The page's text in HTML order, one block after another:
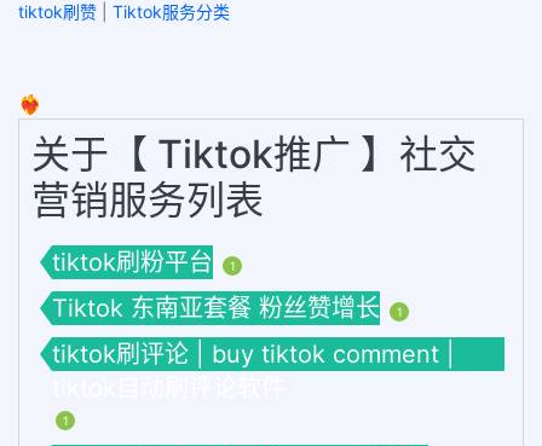
tiktok刷赞 Tiktok服务分类
❤️‍🔥
关于【 Tiktok推广 】社交
营销服务列表
tiktok刷粉平台 1
Tiktok 东南亚套餐 粉丝赞增长 1
tiktok刷评论 | buy tiktok comment |
1